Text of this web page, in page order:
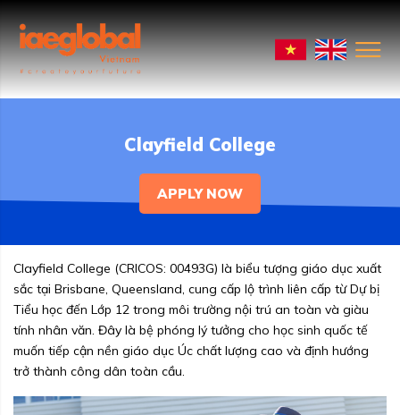
Clayfield College
APPLY NOW
Clayfield College (CRICOS: 00493G) là biểu tượng giáo dục xuất
sắc tại Brisbane, Queensland, cung cấp lộ trình liên cấp từ Dự bị
Tiểu học đến Lớp 12 trong môi trường nội trú an toàn và giàu
tính nhân văn. Đây là bệ phóng lý tưởng cho học sinh quốc tế
muốn tiếp cận nền giáo dục Úc chất lượng cao và định hướng
trở thành công dân toàn cầu.